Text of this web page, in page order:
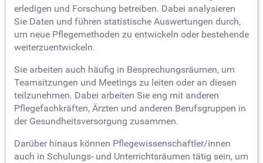
erledigen und Forschung betreiben. Dabei analysieren
Sie Daten und führen statistische Auswertungen durch,
um neue Pflegemethoden zu entwickeln oder bestehende
weiterzuentwickeln.
Sie arbeiten auch häufig in Besprechungsräumen, um
Teamsitzungen und Meetings zu leiten oder an diesen
teilzunehmen. Dabei arbeiten Sie eng mit anderen
Pflegefachkräften, Ärzten und anderen Berufsgruppen in
der Gesundheitsversorgung zusammen.
Darüber hinaus können Pflegewissenschaftler/innen
auch in Schulungs- und Unterrichtsräumen tätig sein, um